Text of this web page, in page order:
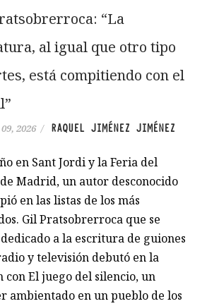
“La
al igual que otro tipo
está compitiendo con el
2026 / RAQUEL JIMÉNEZ JIMÉNEZ
en Sant Jordi y la Feria del
Madrid, un autor desconocido
en las listas de los más
Gil Pratsobrerroca que se
a la escritura de guiones
y televisión debutó en la
con El juego del silencio, un
ambientado en un pueblo de los